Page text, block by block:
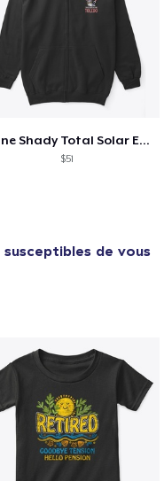
Feline Shady Total Solar Eclipse Toledo
$51
susceptibles de vous